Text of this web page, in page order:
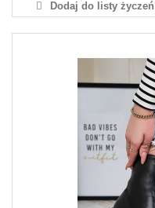
Dodaj do listy życzeń